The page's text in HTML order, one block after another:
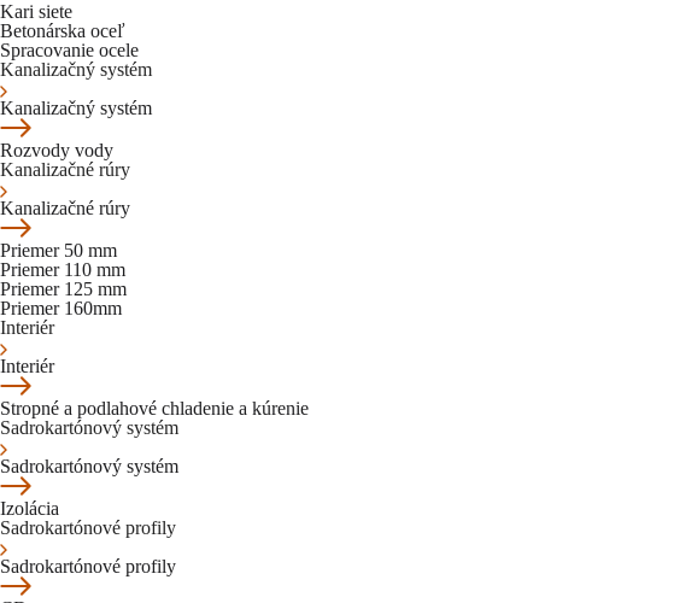
Kari siete
Betonárska oceľ
Spracovanie ocele
Kanalizačný systém
Kanalizačný systém
Rozvody vody
Kanalizačné rúry
Kanalizačné rúry
Priemer 50 mm
Priemer 110 mm
Priemer 125 mm
Priemer 160mm
Interiér
Interiér
Stropné a podlahové chladenie a kúrenie
Sadrokartónový systém
Sadrokartónový systém
Izolácia
Sadrokartónové profily
Sadrokartónové profily